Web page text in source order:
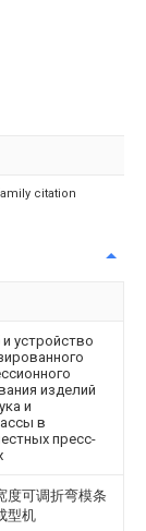
citation
устройство
изделий
и
в
пресс-
度可调折弯模条
型机